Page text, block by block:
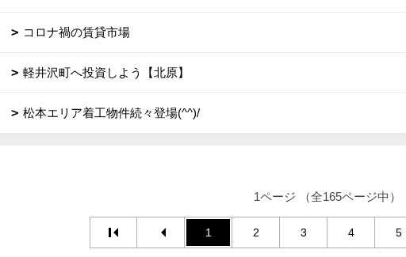
コロナ禍の賃貸市場
軽井沢町へ投資しよう【北原】
松本エリア着工物件続々登場(^^)/
1ページ （全165ページ中）
1 2 3 4 5